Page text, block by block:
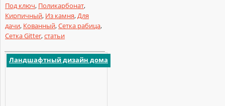
Под ключ, Поликарбонат,
Кирпичный, Из камня,Для
дачи, Кованный,Сетка рабица,
Сетка Gitter,статьи
Ландшафтный дизайн дома